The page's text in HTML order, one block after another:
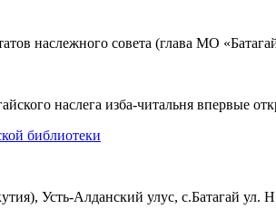
наслежного совета (глава МО
наслега изба-читальня впервые
библиотеки
Усть-Алданский улус, с.Батагай ул.